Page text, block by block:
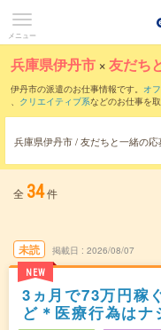
メニュー
兵庫県伊丹市 ×友だち
伊丹市の派遣のお仕事情報です。 オ
、 クリエイティブ系などのお仕事を
兵庫県伊丹市 / 友だちと一緒の応
全 34件
未読
NEW
掲載日 2026/08/07
3ヵ月で73万円稼
ど＊医療行為はナ